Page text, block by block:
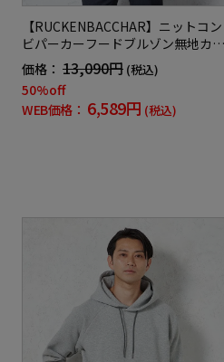
【RUCKENBACCHAR】ニットコン
ビパーカーフードブルゾン無地カジ
ュアルアウター
価格： 13,090円 (税込)
50%off
WEB価格： 6,589円 (税込)